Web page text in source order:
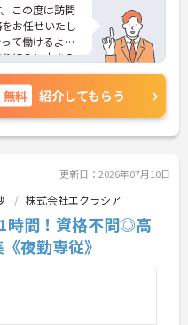
この度は訪問
お任せいたし
て働けるよ
組みに力を入
務処理ソフト
その分ご利用
す。入社後の
研修、マナー研
プに応じて用
トや求人の詳
お問い合わせ
無料 紹介してもらう
更新日：2026年07月10日
株式会社エクラシア
時間！資格不問◎高
夜勤専従》